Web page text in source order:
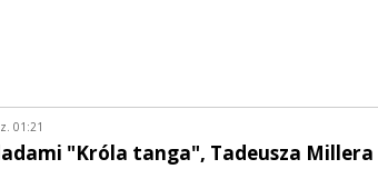
01:21
"Króla tanga", Tadeusza Millera